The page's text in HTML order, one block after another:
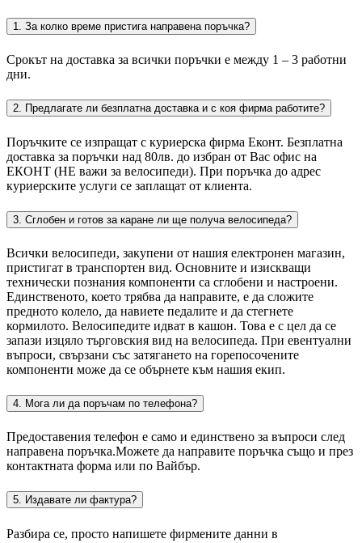
1. За колко време пристига направена поръчка?
Срокът на доставка за всички поръчки е между 1 – 3 работни
дни.
2. Предлагате ли безплатна доставка и с коя фирма работите?
Поръчките се изпращат с куриерска фирма Еконт. Безплатна
доставка за поръчки над 80лв. до избран от Вас офис на
ЕКОНТ (НЕ важи за велосипеди). При поръчка до адрес
куриерските услуги се заплащат от клиента.
3. Сглобен и готов за каране ли ще получа велосипеда?
Всички велосипеди, закупени от нашия електронен магазин,
пристигат в транспортен вид. Основните и изискващи
технически познания компоненти са сглобени и настроени.
Единственото, което трябва да направите, е да сложите
предното колело, да навиете педалите и да стегнете
кормилото. Велосипедите идват в кашон. Това е с цел да се
запази изцяло търговския вид на велосипеда. При евентуални
въпроси, свързани със затягането на горепосочените
компоненти може да се обърнете към нашия екип.
4. Мога ли да поръчам по телефона?
Предоставения телефон е само и единствено за въпроси след
направена поръчка.Можете да направите поръчка също и през
контактната форма или по Вайбър.
5. Издавате ли фактура?
Разбира се, просто напишете фирмените данни в